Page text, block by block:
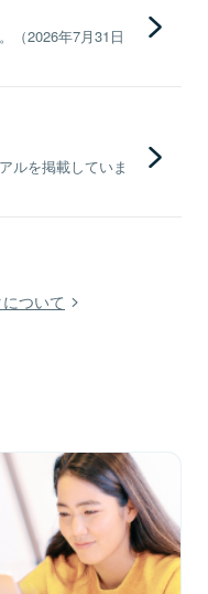
（2026年7月31日
ルを掲載していま
ついて